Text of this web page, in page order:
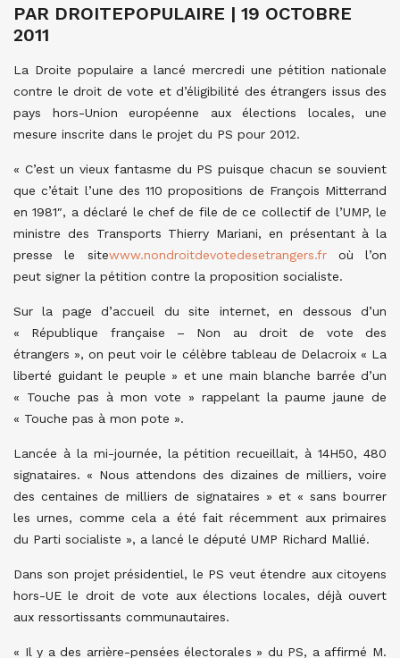
PAR DROITEPOPULAIRE | 19 OCTOBRE
2011
La Droite populaire a lancé mercredi une pétition nationale
contre le droit de vote et d’éligibilité des étrangers issus des
pays hors-Union européenne aux élections locales, une
mesure inscrite dans le projet du PS pour 2012.
« C’est un vieux fantasme du PS puisque chacun se souvient
que c’était l’une des 110 propositions de François Mitterrand
en 1981″, a déclaré le chef de file de ce collectif de l’UMP, le
ministre des Transports Thierry Mariani, en présentant à la
presse le sitewww.nondroitdevotedesetrangers.froù l’on
peut signer la pétition contre la proposition socialiste.
Sur la page d’accueil du site internet, en dessous d’un
« République française – Non au droit de vote des
étrangers », on peut voir le célèbre tableau de Delacroix « La
liberté guidant le peuple » et une main blanche barrée d’un
« Touche pas à mon vote » rappelant la paume jaune de
« Touche pas à mon pote ».
Lancée à la mi-journée, la pétition recueillait, à 14H50, 480
signataires. « Nous attendons des dizaines de milliers, voire
des centaines de milliers de signataires » et « sans bourrer
les urnes, comme cela a été fait récemment aux primaires
du Parti socialiste », a lancé le député UMP Richard Mallié.
Dans son projet présidentiel, le PS veut étendre aux citoyens
hors-UE le droit de vote aux élections locales, déjà ouvert
aux ressortissants communautaires.
« Il y a des arrière-pensées électorales » du PS, a affirmé M.